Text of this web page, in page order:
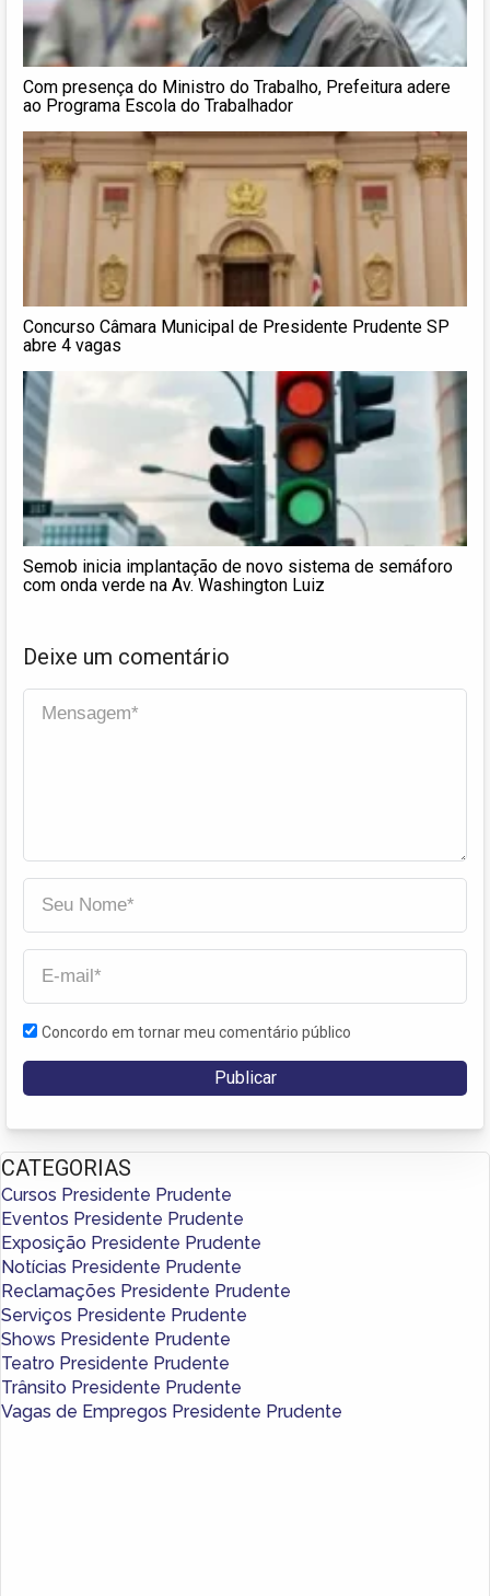
Com presença do Ministro do Trabalho, Prefeitura adere
ao Programa Escola do Trabalhador
Concurso Câmara Municipal de Presidente Prudente SP
abre 4 vagas
Semob inicia implantação de novo sistema de semáforo
com onda verde na Av. Washington Luiz
Deixe um comentário
Concordo em tornar meu comentário público
CATEGORIAS
Cursos Presidente Prudente
Eventos Presidente Prudente
Exposição Presidente Prudente
Notícias Presidente Prudente
Reclamações Presidente Prudente
Serviços Presidente Prudente
Shows Presidente Prudente
Teatro Presidente Prudente
Trânsito Presidente Prudente
Vagas de Empregos Presidente Prudente